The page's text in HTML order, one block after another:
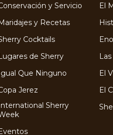
y Servicio
y Recetas
Cocktails
de Sherry
Que Ninguno
Jerez
Sherry
El
El
El